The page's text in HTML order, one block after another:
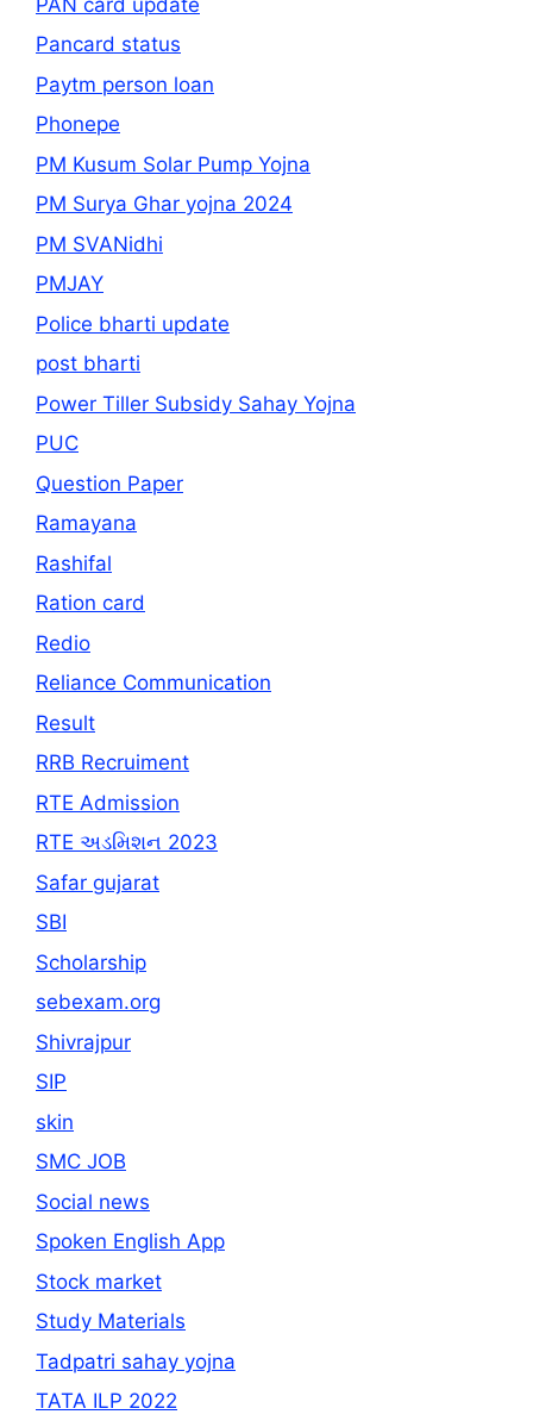
Pancard status
Paytm person loan
Phonepe
PM Kusum Solar Pump Yojna
PM Surya Ghar yojna 2024
PM SVANidhi
PMJAY
Police bharti update
post bharti
Power Tiller Subsidy Sahay Yojna
PUC
Question Paper
Ramayana
Rashifal
Ration card
Redio
Reliance Communication
Result
RRB Recruiment
RTE Admission
RTE અડમિશન 2023
Safar gujarat
SBI
Scholarship
sebexam.org
Shivrajpur
SIP
skin
SMC JOB
Social news
Spoken English App
Stock market
Study Materials
Tadpatri sahay yojna
TATA ILP 2022